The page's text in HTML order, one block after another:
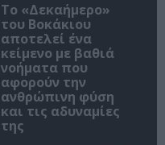
Το «Δεκαήμερο»
του Βοκάκιου
αποτελεί ένα
κείμενο με βαθιά
νοήματα που
αφορούν την
ανθρώπινη φύση
και τις αδυναμίες
της